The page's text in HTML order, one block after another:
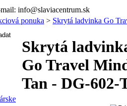
info@slaviacentrum.sk
ponuka > Skrytá ladvinka Go
Skrytá
Go Travel
Tan - DG-602-